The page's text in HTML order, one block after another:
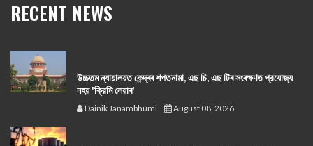
RECENT NEWS
উচ্চতম ন্যায়ালয়ত কেন্দ্ৰৰ শপতনামা, এছ চি, এছ টিৰ সংৰক্ষণত প্রযোজ্য
নহয় 'ক্রিমি লেয়াৰ'
Dainik Janambhumi August 08, 2026